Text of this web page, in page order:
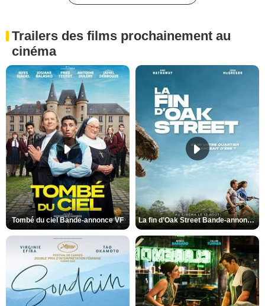
Trailers des films prochainement au
cinéma
Tombé du ciel Bande-annonce VF La fin d’Oak Street Bande-annonce VO STFR